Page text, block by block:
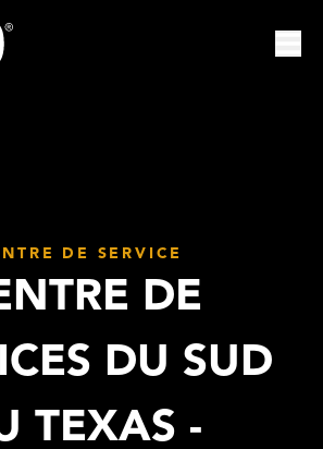
DE SERVICE
DE
DU SUD
TEXAS -